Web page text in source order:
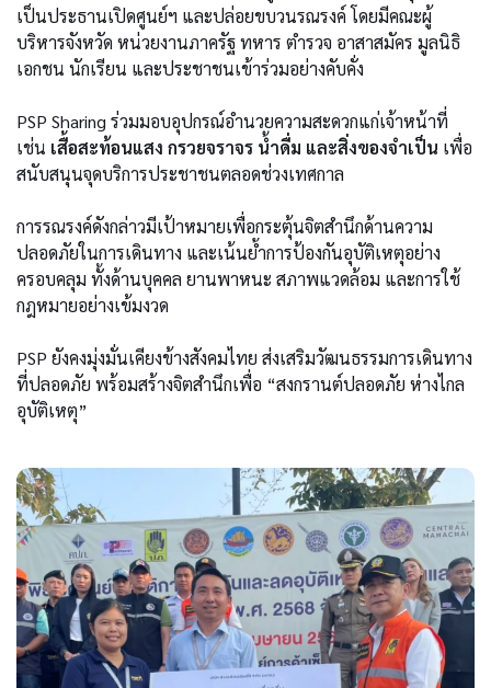
เป็นประธานเปิดศูนย์ฯ และปล่อยขบวนรณรงค์ โดยมีคณะผู้
บริหารจังหวัด หน่วยงานภาครัฐ ทหาร ตำรวจ อาสาสมัคร มูลนิธิ
เอกชน นักเรียน และประชาชนเข้าร่วมอย่างคับคั่ง
PSP Sharing ร่วมมอบอุปกรณ์อำนวยความสะดวกแก่เจ้าหน้าที่
เช่น เสื้อสะท้อนแสง กรวยจราจร น้ำดื่ม และสิ่งของจำเป็น เพื่อ
สนับสนุนจุดบริการประชาชนตลอดช่วงเทศกาล
การรณรงค์ดังกล่าวมีเป้าหมายเพื่อกระตุ้นจิตสำนึกด้านความ
ปลอดภัยในการเดินทาง และเน้นย้ำการป้องกันอุบัติเหตุอย่าง
ครอบคลุม ทั้งด้านบุคคล ยานพาหนะ สภาพแวดล้อม และการใช้
กฎหมายอย่างเข้มงวด
PSP ยังคงมุ่งมั่นเคียงข้างสังคมไทย ส่งเสริมวัฒนธรรมการเดินทาง
ที่ปลอดภัย พร้อมสร้างจิตสำนึกเพื่อ “สงกรานต์ปลอดภัย ห่างไกล
อุบัติเหตุ”